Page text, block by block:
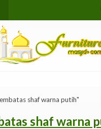
shaf warna putih"
shaf warna